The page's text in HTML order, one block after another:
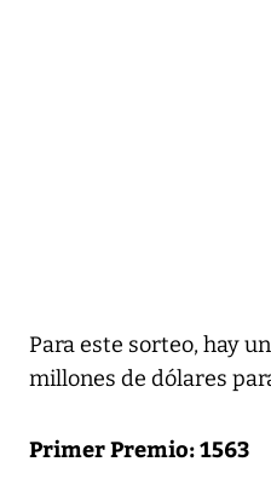
Para este sorteo, hay
millones de dólares
Primer Premio: 1563